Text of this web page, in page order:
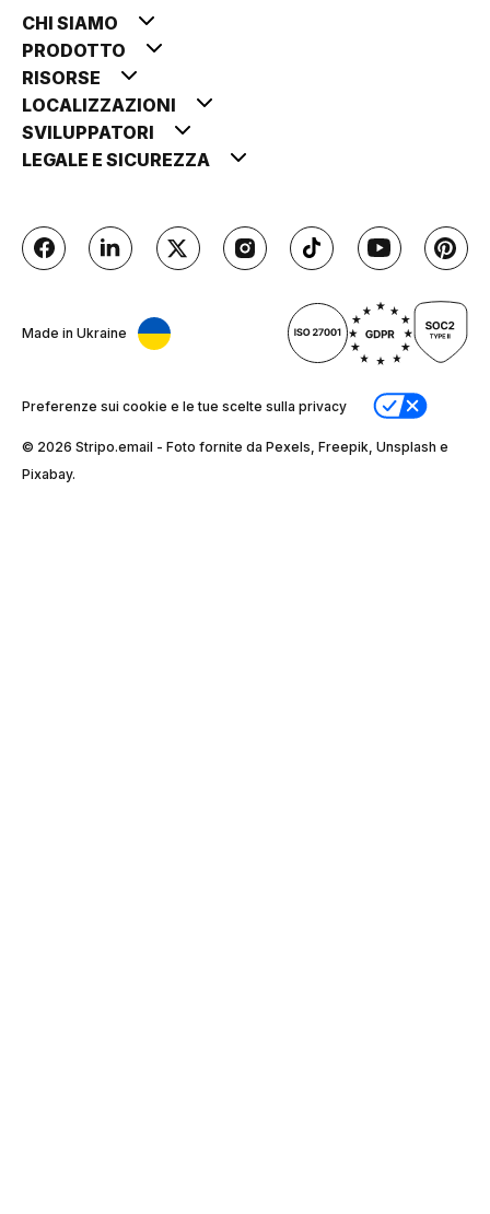
CHI SIAMO
PRODOTTO
RISORSE
LOCALIZZAZIONI
SVILUPPATORI
LEGALE E SICUREZZA
Made in Ukraine
Preferenze sui cookie e le tue scelte sulla privacy
© 2026 Stripо.email - Foto fornite da Pexels, Freepik, Unsplash e
Pixabay.